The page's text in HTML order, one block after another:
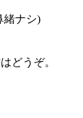
緒ナシ)
どうぞ。